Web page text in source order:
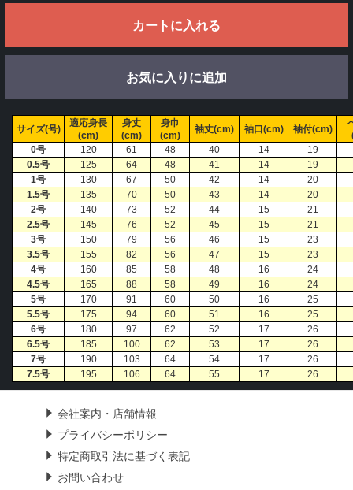
カートに入れる
お気に入りに追加
サイズ(号)
適応身長
(cm)
身丈
(cm)
身巾
(cm)
袖丈(cm) 袖口(cm) 袖付(cm)
0号
120 61 48 40 14
19
0.5号
125 64 48 41 14
19
1号
130 67 50 42 14
20
1.5号
135 70 50 43 14
20
2号
140 73 52 44 15
21
2.5号
145 76 52 45 15
21
3号
150 79 56 46 15
23
3.5号
155 82 56 47 15
23
4号
160 85 58 48 16
24
4.5号
165 88 58 49 16
24
5号
170 91 60 50 16
25
5.5号
175 94 60 51 16
25
6号
180 97 62 52 17
26
6.5号
185 100 62 53 17
26
7号
190 103 64 54 17
26
7.5号
195 106 64 55 17 26
会社案内・店舗情報
プライバシーポリシー
特定商取引法に基づく表記
お問い合わせ